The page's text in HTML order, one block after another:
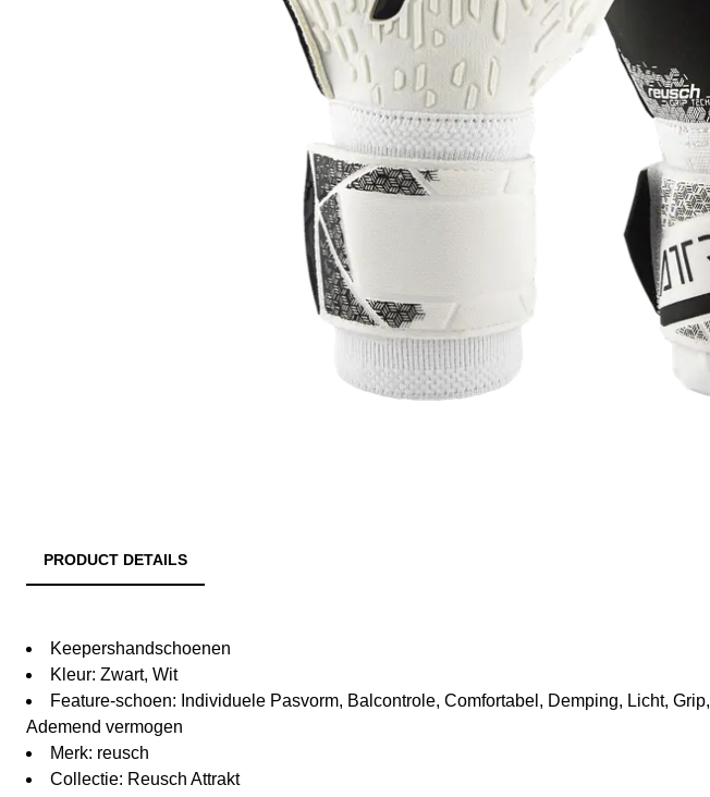
PRODUCT DETAILS
Keepershandschoenen
Kleur: Zwart, Wit
Feature-schoen: Individuele Pasvorm, Balcontrole, Comfortabel, Demping, Licht, Grip,
Ademend vermogen
Merk: reusch
Collectie: Reusch Attrakt